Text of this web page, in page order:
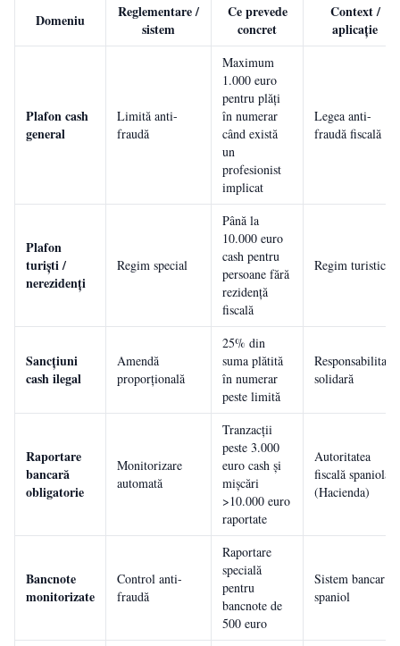
Domeniu
Reglementare /
sistem
Ce prevede
concret
Context /
aplicație
Plafon cash
general
Limită anti-
fraudă
Maximum
1.000 euro
pentru plăți
în numerar
când există
un
profesionist
implicat
Legea anti-
fraudă fiscală
Plafon
turiști /
nerezidenți
Regim special
Până la
10.000 euro
cash pentru
persoane fără
rezidență
fiscală
Regim turistic
Sancțiuni
cash ilegal
Amendă
proporțională
25% din
suma plătită
în numerar
peste limită
Responsabilitate
solidară
Raportare
bancară
obligatorie
Monitorizare
automată
Tranzacții
peste 3.000
euro cash și
mișcări
>10.000 euro
raportate
Autoritatea
fiscală spaniolă
(Hacienda)
Bancnote
monitorizate
Control anti-
fraudă
Raportare
specială
pentru
bancnote de
500 euro
Sistem bancar
spaniol